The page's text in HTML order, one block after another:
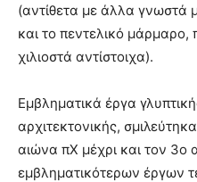
(αντίθετα με άλλα
και το πεντελικό μάρμαρο,
χιλιοστά αντίστοιχα).
Εμβληματικά έργα
αρχιτεκτονικής,
αιώνα πΧ μέχρι και τον
εμβληματικότερων έργων